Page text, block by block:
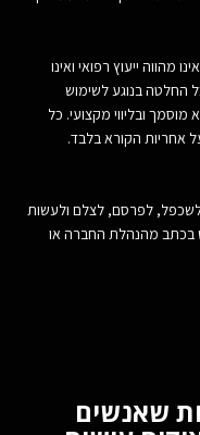
מהווה ייעוץ רפואי ואינו
החלטה בנוגע לשימוש
ובליווי מקצועי. כל
אחריות הקורא בלבד.
לשכפל, לפרסם, לצלם ולעשות
בכתב מהנהלת החברה או
10 טעויות שאנשים